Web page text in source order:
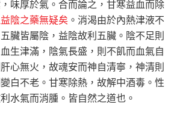
味厚於氣。合而論之，甘寒益血而除
陰之藥無疑矣 。消渴由於內熱津液不
臟皆屬陰，益陰故利五臟。陰不足則
生津滿，陰氣長盛，則不飢而血氣自
心無火，故魂安而神自清寧，神清則
白不老。甘寒除熱，故解中酒毒。性
水氣而消腫。皆自然之道也。